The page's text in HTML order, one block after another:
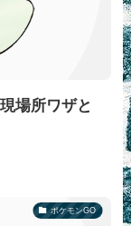
場所ワザと
ポケモンGO